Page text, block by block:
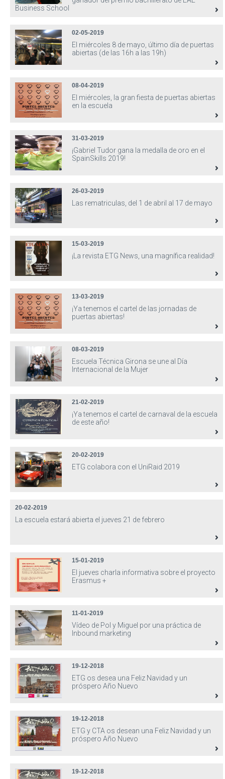
Business School
02-05-2019
El miércoles 8 de mayo, último día de puertas
abiertas (de las 16h a las 19h)
08-04-2019
El miércoles, la gran fiesta de puertas abiertas
en la escuela
31-03-2019
¡Gabriel Tudor gana la medalla de oro en el
SpainSkills 2019!
26-03-2019
Las rematriculas, del 1 de abril al 17 de mayo
15-03-2019
¡La revista ETG News, una magnífica realidad!
13-03-2019
¡Ya tenemos el cartel de las jornadas de
puertas abiertas!
08-03-2019
Escuela Técnica Girona se une al Día
Internacional de la Mujer
21-02-2019
¡Ya tenemos el cartel de carnaval de la escuela
de este año!
20-02-2019
ETG colabora con el UniRaid 2019
20-02-2019
La escuela estará abierta el jueves 21 de febrero
15-01-2019
El jueves charla informativa sobre el proyecto
Erasmus +
11-01-2019
Vídeo de Pol y Miguel por una práctica de
Inbound marketing
19-12-2018
ETG os desea una Feliz Navidad y un
próspero Año Nuevo
19-12-2018
ETG y CTA os desean una Feliz Navidad y un
próspero Año Nuevo
19-12-2018